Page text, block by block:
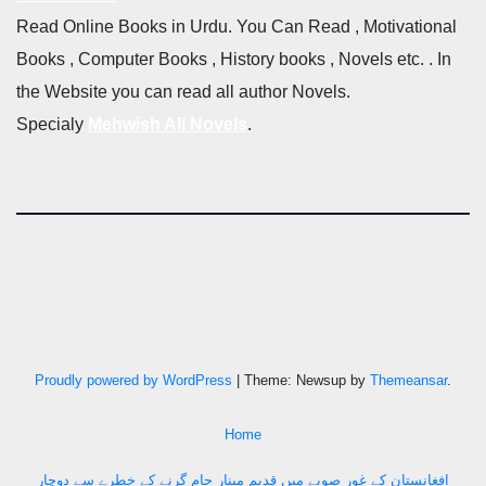
Read Online Books in Urdu. You Can Read , Motivational
Books , Computer Books , History books , Novels etc. . In
the Website you can read all author Novels.
Specialy
.
Proudly powered by WordPress Theme: Newsup by Themeansar.
Home
افغانستان کے غور صوبے میں قدیم مینار جام گرنے کے خطرے سے دوچار